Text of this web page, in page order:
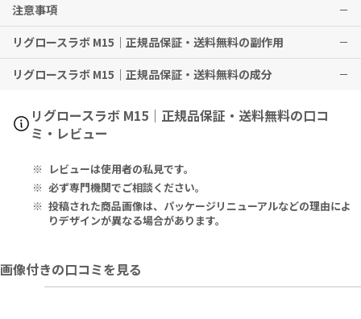
※本剤は、日本国内で適応がないため、使用前に必ず医師・歯科医
師・薬剤師にご相談ください。
※効果には個人差がありますことを予めご了承ください。
1回5プッシュ（1mL）を1日2回、毛が薄くなったり、細くなったり
している部位へ塗布する。
その後、2～4分間、頭皮をマッサージする。
注意事項
本剤は外用としてのみお使いください。
本剤の塗布後は、4時間以上は洗い流さずにそのままにしてくださ
い。
用法・用量の範囲より多量に使用しても、あるいは頻繁に使用しても
効果は上がりません。定められた用法・用量を厳守してください。
目に入らないように注意してください。万一、目に入った場合には、
眼科医の診療を受けてください。
本剤は、火の気のない涼しい場所に保管してください。（20～2
5℃）
子供の手の届かない場所に保管してください。
はありません。
胸痛や動悸が生じた場合は本剤の使用を中止し、医師の診察を速やか
リグロースラボ M15｜正規品保証・送料無料の副作用
皮膚（頭皮の発疹・発赤、かゆみ、かぶれ、ふけ、使用部位の熱感な
精神神経系（頭痛、気が遠くなる、めまい）
循環器（胸の痛み、心拍が速くなる）
代謝系（原因のわからない急激な体重増加、手足のむくみ）
その他、なにか異変を感じた際は速やかに医師の診察をお受けくださ
い。
リグロースラボ M15｜正規品保証・送料無料の成分
Active Ingredients: Minoxidil USP 15% w/w
Ingredients: Propanediol, Deionized Water, Ethanol SDA 40
e, Dimethyl Isosorbide, Sodium Methabisulfite, Trichogen Bl
end (Panax Ginseng Root Extract, Arginine, Acetyl Tyrosine,
Arctium Majus Root Extract, Hydrolyzed Soy Protein, Polyqu
aternium-11, PEG-12 Dimethicone, Calcium Pantothenate, Z
有効成分：ミノキシジル 米国薬局方 15％ w/w
リグロースラボ M15｜正規品保証・送料無料の口コ
ミ・レビュー
レビューは使用者の私見です。
必ず専門機関でご相談ください。
投稿された商品画像は、パッケージリニューアルなどの理由によ
りデザインが異なる場合があります。
画像付きの口コミを見る